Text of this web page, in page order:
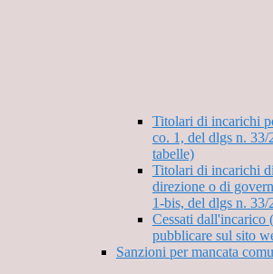
Titolari di incarichi
co. 1, del dlgs n.
tabelle)
Titolari di incarichi
direzione o di
1-bis, del dlgs n. 33/
Cessati dall'incarico
pubblicare sul sito
Sanzioni per mancata